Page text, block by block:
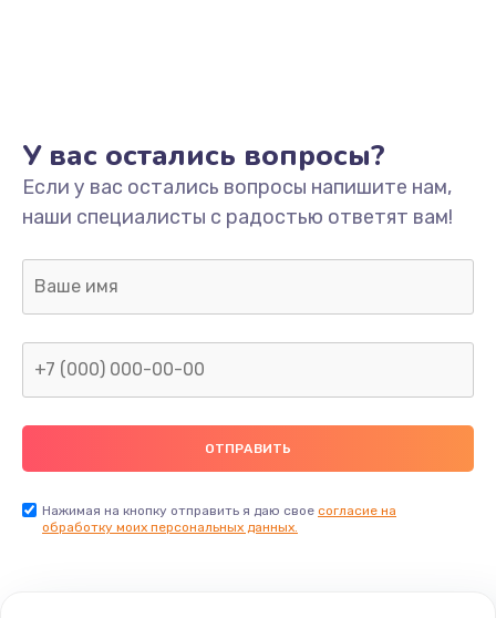
Замена звуковой карты
1595 руб.
Заказать
Замена микрофона
2600 руб.
Заказать
У вас остались вопросы?
Если у вас остались вопросы напишите нам,
наши специалисты с радостью ответят вам!
Нажимая на кнопку отправить я даю свое согласие на
обработку моих персональных данных.